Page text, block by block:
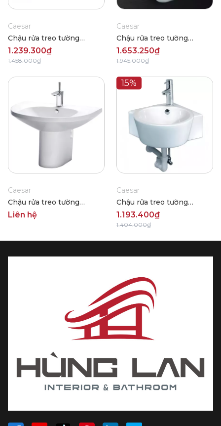
Caesar
Chậu rửa treo tường
Caesar LF5302
1.239.300₫
1.458.000₫
Caesar
Chậu rửa treo tường
Caesar L2365-P2443
1.653.250₫
1.945.000₫
Caesar
Chậu rửa treo tường
Caesar LF2270+PF2470
Liên hệ
15%
Caesar
Chậu rửa treo tường
Caesar LF5238
1.193.400₫
1.404.000₫